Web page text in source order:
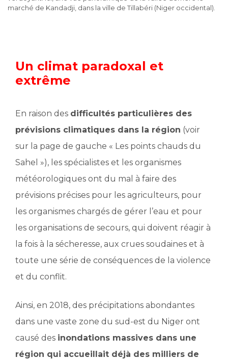
marché de Kandadji, dans la ville de Tillabéri (Niger occidental).
Un climat paradoxal et
extrême
En raison des difficultés particulières des
prévisions climatiques dans la région (voir
sur la page de gauche « Les points chauds du
Sahel »), les spécialistes et les organismes
météorologiques ont du mal à faire des
prévisions précises pour les agriculteurs, pour
les organismes chargés de gérer l’eau et pour
les organisations de secours, qui doivent réagir à
la fois à la sécheresse, aux crues soudaines et à
toute une série de conséquences de la violence
et du conflit.
Ainsi, en 2018, des précipitations abondantes
dans une vaste zone du sud-est du Niger ont
causé des inondations massives dans une
région qui accueillait déjà des milliers de